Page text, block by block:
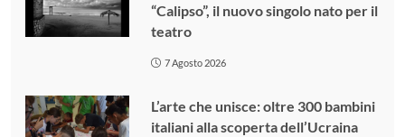
“Calipso”, il nuovo singolo nato per il
teatro
7 Agosto 2026
L’arte che unisce: oltre 300 bambini
italiani alla scoperta dell’Ucraina